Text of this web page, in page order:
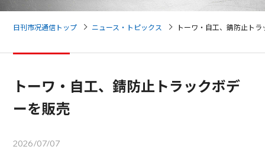
日刊市况通信トップ ニュース・トピックス トーワ・自工、錆防止ト
トーワ・自工、錆防止トラックボデ
ーを販売
2026/07/07